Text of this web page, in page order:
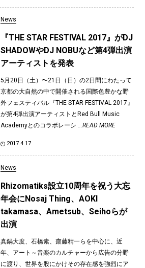
News
『THE STAR FESTIVAL 2017』がDJ
SHADOWやDJ NOBUなど第4弾出演
アーティストを発表
5月20日（土）〜21日（日）の2日間にわたって
京都の大自然の中で開催される国際色豊かな野
外フェスティバル『THE STAR FESTIVAL 2017』
が第4弾出演アーティストとRed Bull Music
Academyとのコラボレーシ ...READ MORE
2017.4.17
News
Rhizomatiks設立10周年を祝う大忘
年会にNosaj Thing、AOKI
takamasa、Ametsub、Seihoらが
出演
真鍋大度、石橋素、齋藤精一らを中心に、近
年、アート～音楽のカルチャーから広告の分野
に渡り、世界を股にかけその存在感を強烈にア